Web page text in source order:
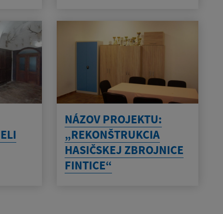
NÁZOV PROJEKTU:
„REKONŠTRUKCIA
HASIČSKEJ ZBROJNICE
FINTICE“